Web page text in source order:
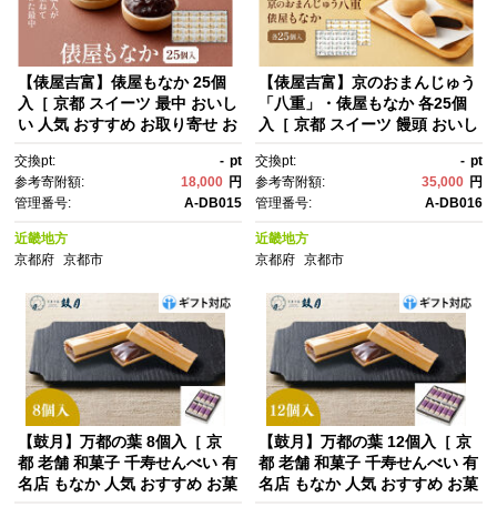
【俵屋吉富】俵屋もなか 25個
入［ 京都 スイーツ 最中 おいし
い 人気 おすすめ お取り寄せ お
交換pt: - pt
参考寄附額:
18,000 円
管理番号:
A-DB015
近畿地方
京都府
京都市
【俵屋吉富】京のおまんじゅう
「八重」・俵屋もなか 各25個
入［ 京都 スイーツ 饅頭 おいし
菓子 和菓子 ］
交換pt: - pt
参考寄附額:
35,000 円
管理番号:
A-DB016
近畿地方
京都府 京都市
【鼓月】万都の葉 8個入［ 京
都 老舗 和菓子 千寿せんべい 有
名店 もなか 人気 おすすめ お菓
【鼓月】万都の葉 12個入［ 京
都 老舗 和菓子 千寿せんべい 有
名店 もなか 人気 おすすめ お菓